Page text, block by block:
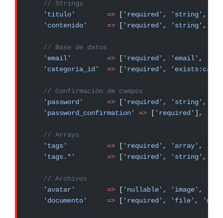
    // Strings
    'titulo'
        =>
[ 'required' , 'string' ,
    'contenido'
     =>
[ 'required' , 'string' ,
    // Base de datos
    'email'
         =>
[ 'required' , 'email' ,
    'categoria_id'
  =>
[ 'required' ,
    // Confirmación de campos
    'password'
      =>
[ 'required' , 'string' ,
    'password_confirmation'
=> [ 'required' ],
    // Arrays
    'tags'
          =>
[ 'required' , 'array' ,
    'tags.*'
        =>
[ 'required' , 'string' ,
    // Archivos
    'avatar'
        =>
[ 'nullable' , 'image' ,
    'documento'
     =>
[ 'required' , 'file' ,